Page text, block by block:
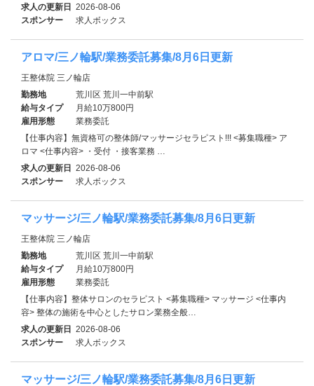
求人の更新日 2026-08-06
スポンサー
求人ボックス
アロマ/三ノ輪駅/業務委託募集/8月6日更新
王整体院 三ノ輪店
勤務地
荒川区 荒川一中前駅
給与タイプ
月給10万800円
雇用形態
業務委託
【仕事内容】無資格可の整体師/マッサージセラピスト!!! <募集職種> ア
ロマ <仕事内容> ・受付 ・接客業務 …
求人の更新日 2026-08-06
スポンサー
求人ボックス
マッサージ/三ノ輪駅/業務委託募集/8月6日更新
王整体院 三ノ輪店
勤務地
荒川区 荒川一中前駅
給与タイプ
月給10万800円
雇用形態
業務委託
【仕事内容】整体サロンのセラピスト <募集職種> マッサージ <仕事内
容> 整体の施術を中心としたサロン業務全般…
求人の更新日 2026-08-06
スポンサー
求人ボックス
マッサージ/三ノ輪駅/業務委託募集/8月6日更新